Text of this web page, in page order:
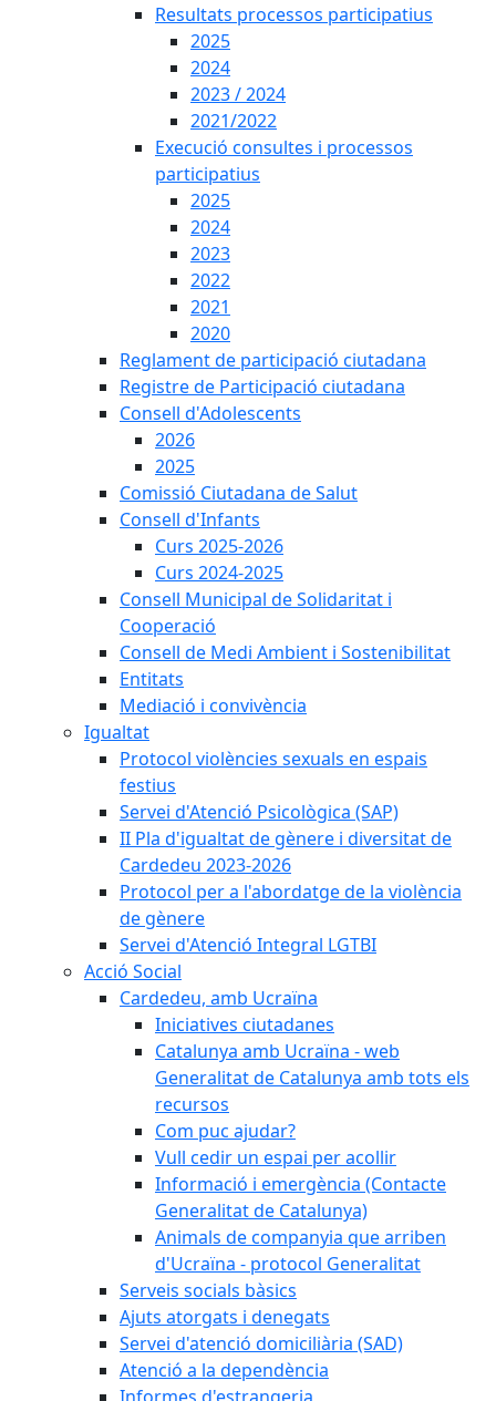
Resultats processos participatius
2025
2024
2023 / 2024
2021/2022
Execució consultes i processos
participatius
2025
2024
2023
2022
2021
2020
Reglament de participació ciutadana
Registre de Participació ciutadana
Consell d'Adolescents
2026
2025
Comissió Ciutadana de Salut
Consell d'Infants
Curs 2025-2026
Curs 2024-2025
Consell Municipal de Solidaritat i
Cooperació
Consell de Medi Ambient i Sostenibilitat
Entitats
Mediació i convivència
Igualtat
Protocol violències sexuals en espais
festius
Servei d'Atenció Psicològica (SAP)
II Pla d'igualtat de gènere i diversitat de
Cardedeu 2023-2026
Protocol per a l'abordatge de la violència
de gènere
Servei d'Atenció Integral LGTBI
Acció Social
Cardedeu, amb Ucraïna
Iniciatives ciutadanes
Catalunya amb Ucraïna - web
Generalitat de Catalunya amb tots els
recursos
Com puc ajudar?
Vull cedir un espai per acollir
Informació i emergència (Contacte
Generalitat de Catalunya)
Animals de companyia que arriben
d'Ucraïna - protocol Generalitat
Serveis socials bàsics
Ajuts atorgats i denegats
Servei d'atenció domiciliària (SAD)
Atenció a la dependència